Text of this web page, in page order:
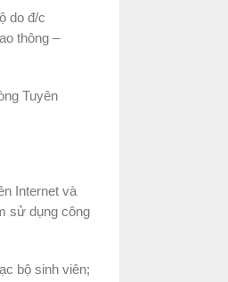
do đ/c
thông –
Tuyên
Internet và
sử dụng công
bộ sinh viên;